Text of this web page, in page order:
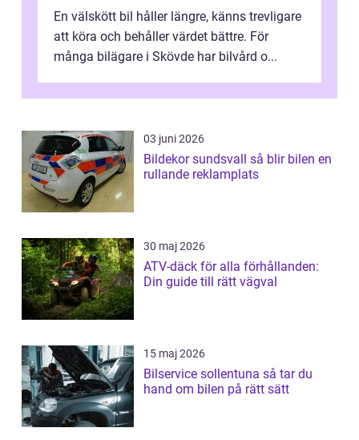
En välskött bil håller längre, känns trevligare
att köra och behåller värdet bättre. För
många bilägare i Skövde har bilvård o...
03 juni 2026
Bildekor sundsvall så blir bilen en
rullande reklamplats
30 maj 2026
ATV-däck för alla förhållanden:
Din guide till rätt vägval
15 maj 2026
Bilservice sollentuna så tar du
hand om bilen på rätt sätt